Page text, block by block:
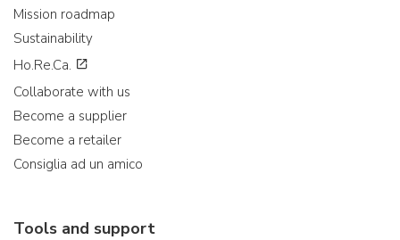
Mission roadmap
Sustainability
Ho.Re.Ca.
Collaborate with us
Become a supplier
Become a retailer
Consiglia ad un amico
Tools and support